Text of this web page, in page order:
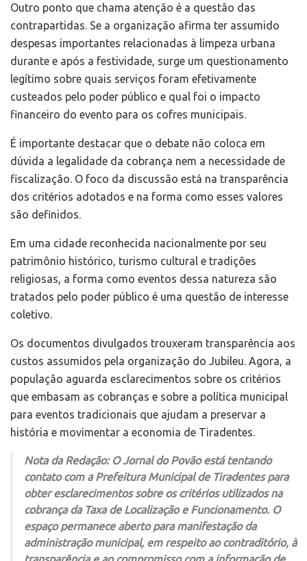
Outro ponto que chama atenção é a questão das
contrapartidas. Se a organização afirma ter assumido
despesas importantes relacionadas à limpeza urbana
durante e após a festividade, surge um questionamento
legítimo sobre quais serviços foram efetivamente
custeados pelo poder público e qual foi o impacto
financeiro do evento para os cofres municipais.
É importante destacar que o debate não coloca em
dúvida a legalidade da cobrança nem a necessidade de
fiscalização. O foco da discussão está na transparência
dos critérios adotados e na forma como esses valores
são definidos.
Em uma cidade reconhecida nacionalmente por seu
patrimônio histórico, turismo cultural e tradições
religiosas, a forma como eventos dessa natureza são
tratados pelo poder público é uma questão de interesse
coletivo.
Os documentos divulgados trouxeram transparência aos
custos assumidos pela organização do Jubileu. Agora, a
população aguarda esclarecimentos sobre os critérios
que embasam as cobranças e sobre a política municipal
para eventos tradicionais que ajudam a preservar a
história e movimentar a economia de Tiradentes.
Nota da Redação: O Jornal do Povão está tentando
contato com a Prefeitura Municipal de Tiradentes para
obter esclarecimentos sobre os critérios utilizados na
cobrança da Taxa de Localização e Funcionamento. O
espaço permanece aberto para manifestação da
administração municipal, em respeito ao contraditório, à